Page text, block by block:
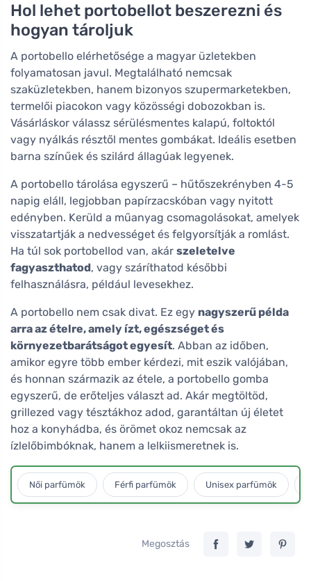
Hol lehet portobellot beszerezni és
hogyan tároljuk
A portobello elérhetősége a magyar üzletekben
folyamatosan javul. Megtalálható nemcsak
szaküzletekben, hanem bizonyos szupermarketekben,
termelői piacokon vagy közösségi dobozokban is.
Vásárláskor válassz sérülésmentes kalapú, foltoktól
vagy nyálkás résztől mentes gombákat. Ideális esetben
barna színűek és szilárd állagúak legyenek.
A portobello tárolása egyszerű – hűtőszekrényben 4-5
napig eláll, legjobban papírzacskóban vagy nyitott
edényben. Kerüld a műanyag csomagolásokat, amelyek
visszatartják a nedvességet és felgyorsítják a romlást.
Ha túl sok portobellod van, akár szeletelve
fagyaszthatod, vagy száríthatod későbbi
felhasználásra, például levesekhez.
A portobello nem csak divat. Ez egy nagyszerű példa
arra az ételre, amely ízt, egészséget és
környezetbarátságot egyesít. Abban az időben,
amikor egyre több ember kérdezi, mit eszik valójában,
és honnan származik az étele, a portobello gomba
egyszerű, de erőteljes választ ad. Akár megtöltöd,
grillezed vagy tésztákhoz adod, garantáltan új életet
hoz a konyhádba, és örömet okoz nemcsak az
ízlelőbimbóknak, hanem a lelkiismeretnek is.
Női parfümök Férfi parfümök Unisex parfümök
Megosztás